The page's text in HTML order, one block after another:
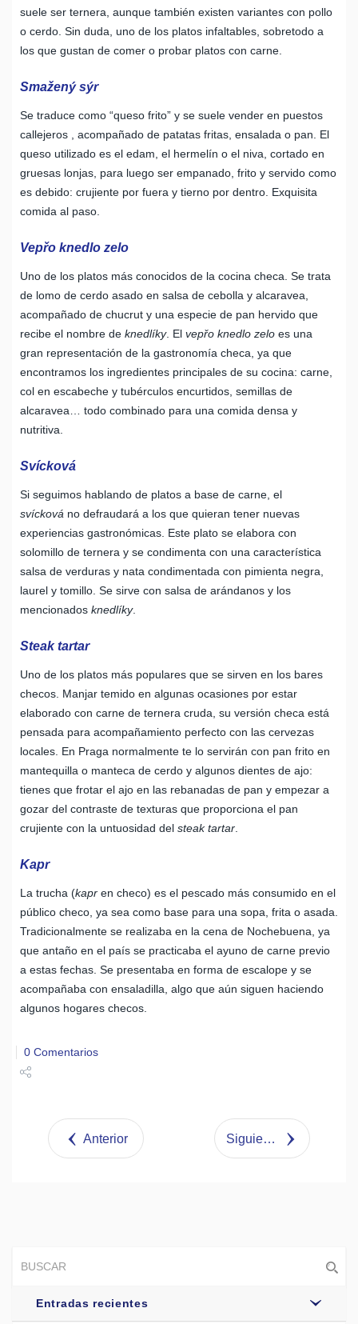
suele ser ternera, aunque también existen variantes con pollo
o cerdo. Sin duda, uno de los platos infaltables, sobretodo a
los que gustan de comer o probar platos con carne.
Smažený sýr
Se traduce como “queso frito” y se suele vender en puestos
callejeros , acompañado de patatas fritas, ensalada o pan. El
queso utilizado es el edam, el hermelín o el niva, cortado en
gruesas lonjas, para luego ser empanado, frito y servido como
es debido: crujiente por fuera y tierno por dentro. Exquisita
comida al paso.
Vepřo knedlo zelo
Uno de los platos más conocidos de la cocina checa. Se trata
de lomo de cerdo asado en salsa de cebolla y alcaravea,
acompañado de chucrut y una especie de pan hervido que
recibe el nombre de knedlíky. El vepřo knedlo zelo es una
gran representación de la gastronomía checa, ya que
encontramos los ingredientes principales de su cocina: carne,
col en escabeche y tubérculos encurtidos, semillas de
alcaravea… todo combinado para una comida densa y
nutritiva.
Svícková
Si seguimos hablando de platos a base de carne, el
svícková no defraudará a los que quieran tener nuevas
experiencias gastronómicas. Este plato se elabora con
solomillo de ternera y se condimenta con una característica
salsa de verduras y nata condimentada con pimienta negra,
laurel y tomillo. Se sirve con salsa de arándanos y los
mencionados knedlíky.
Steak tartar
Uno de los platos más populares que se sirven en los bares
checos. Manjar temido en algunas ocasiones por estar
elaborado con carne de ternera cruda, su versión checa está
pensada para acompañamiento perfecto con las cervezas
locales. En Praga normalmente te lo servirán con pan frito en
mantequilla o manteca de cerdo y algunos dientes de ajo:
tienes que frotar el ajo en las rebanadas de pan y empezar a
gozar del contraste de texturas que proporciona el pan
crujiente con la untuosidad del steak tartar
Kapr
La trucha (kapr en checo) es el pescado más consumido en el
público checo, ya sea como base para una sopa, frita o asada.
Tradicionalmente se realizaba en la cena de Nochebuena, ya
que antaño en el país se practicaba el ayuno de carne previo
a estas fechas. Se presentaba en forma de escalope y se
acompañaba con ensaladilla, algo que aún siguen haciendo
algunos hogares checos.
0 Comentarios
Tweet
Anterior Siguiente
Entradas recientes